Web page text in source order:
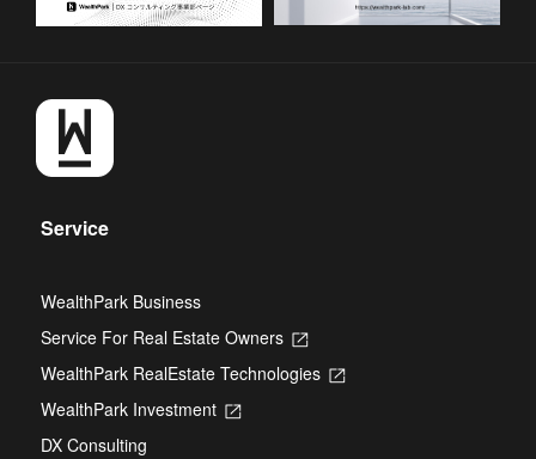
Service
WealthPark Business
Service For Real Estate Owners
Opens
a
WealthPark RealEstate Technologies
Opens
WealthPark Investment
Opens
DX Consulting